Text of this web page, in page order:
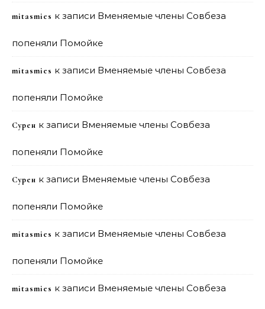
mitasmies к записи Вменяемые члены Совбеза
попеняли Помойке
mitasmies к записи Вменяемые члены Совбеза
попеняли Помойке
Сурен к записи Вменяемые члены Совбеза
попеняли Помойке
Сурен к записи Вменяемые члены Совбеза
попеняли Помойке
mitasmies к записи Вменяемые члены Совбеза
попеняли Помойке
mitasmies к записи Вменяемые члены Совбеза